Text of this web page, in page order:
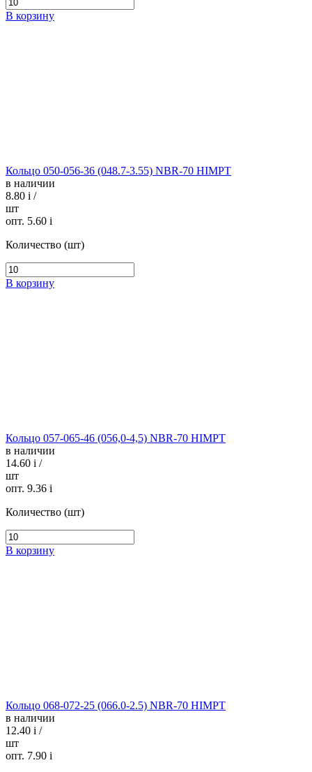
В корзину
Кольцо 050-056-36 (048.7-3.55) NBR-70 HIMPT
в наличии
8.80 i /
шт
опт. 5.60 i
Количество (шт)
В корзину
Кольцо 057-065-46 (056,0-4,5) NBR-70 HIMPT
в наличии
14.60 i /
шт
опт. 9.36 i
Количество (шт)
В корзину
Кольцо 068-072-25 (066.0-2.5) NBR-70 HIMPT
в наличии
12.40 i /
шт
опт. 7.90 i